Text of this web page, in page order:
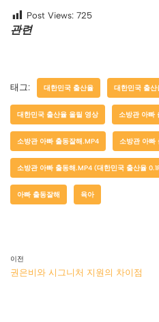
Post Views: 725
관련
태그: 대한민국 출산율 대한민국 출산
대한민국 출산율 올릴 영상 소방관 아빠
소방관 아빠 출동잘해.MP4 소방관 아빠
소방관 아빠 출동해.MP4 (대한민국 출산율
아빠 출동잘해 육아
이전
권은비와 시그니처 지원의 차이점